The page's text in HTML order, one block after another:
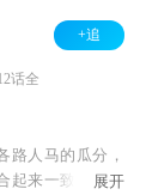
+追
话全
路人马的瓜分，
起来一致对外，
展开